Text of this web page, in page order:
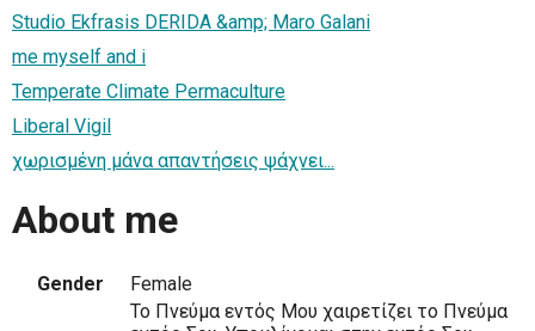
Studio Ekfrasis DERIDA &amp; Maro Galani
me myself and i
Temperate Climate Permaculture
Liberal Vigil
χωρισμένη μάνα απαντήσεις ψάχνει...
About me
Gender Female
Το Πνεύμα εντός Μου χαιρετίζει το Πνεύμα